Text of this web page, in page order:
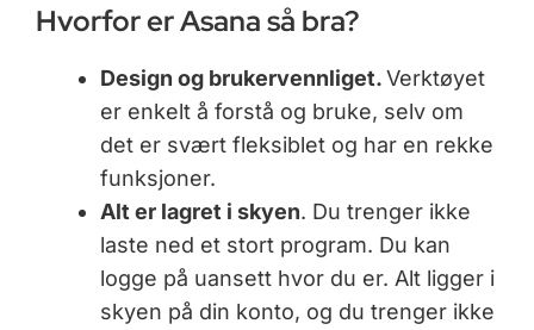
Hvorfor er Asana så bra?
Design og brukervennliget.Verktøyet
er enkelt å forstå og bruke, selv om
det er svært fleksiblet og har en rekke
funksjoner.
Alt er lagret i skyen. Du trenger ikke
laste ned et stort program. Du kan
logge på uansett hvor du er. Alt ligger i
skyen på din konto, og du trenger ikke